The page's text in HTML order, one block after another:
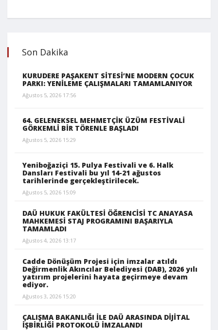
Son Dakika
KURUDERE PAŞAKENT SİTESİ’NE MODERN ÇOCUK
PARKI: YENİLEME ÇALIŞMALARI TAMAMLANIYOR
Ağustos 5, 2026 17:56
64. GELENEKSEL MEHMETÇİK ÜZÜM FESTİVALİ
GÖRKEMLİ BİR TÖRENLE BAŞLADI
Ağustos 5, 2026 15:29
Yeniboğaziçi 15. Pulya Festivali ve 6. Halk
Dansları Festivali bu yıl 14-21 ağustos
tarihlerinde gerçekleştirilecek.
Ağustos 5, 2026 15:09
DAÜ HUKUK FAKÜLTESİ ÖĞRENCİSİ TC ANAYASA
MAHKEMESİ STAJ PROGRAMINI BAŞARIYLA
TAMAMLADI
Ağustos 4, 2026 13:17
Cadde Dönüşüm Projesi için imzalar atıldı
Değirmenlik Akıncılar Belediyesi (DAB), 2026 yılı
yatırım projelerini hayata geçirmeye devam
ediyor.
Ağustos 3, 2026 15:20
ÇALIŞMA BAKANLIĞI İLE DAÜ ARASINDA DİJİTAL
İŞBİRLİĞİ PROTOKOLÜ İMZALANDI